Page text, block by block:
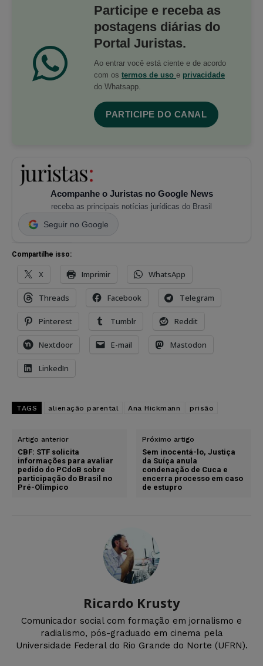
Participe e receba as
postagens diárias do
Portal Juristas.
Ao entrar você está ciente e de acordo
com os termos de uso e privacidade
do Whatsapp.
PARTICIPE DO CANAL
Acompanhe o Juristas no Google News
receba as principais notícias jurídicas do Brasil
Seguir no Google
Compartilhe isso:
X Imprimir WhatsApp
Threads Facebook Telegram
Pinterest Tumblr Reddit
Nextdoor E-mail Mastodon
LinkedIn
TAGS alienação parental Ana Hickmann prisão
Artigo anterior
CBF: STF solicita
informações para avaliar
pedido do PCdoB sobre
participação do Brasil no
Pré-Olímpico
Próximo artigo
Sem inocentá-lo, Justiça
da Suíça anula
condenação de Cuca e
encerra processo em caso
de estupro
Ricardo Krusty
Comunicador social com formação em jornalismo e
radialismo, pós-graduado em cinema pela
Universidade Federal do Rio Grande do Norte (UFRN).